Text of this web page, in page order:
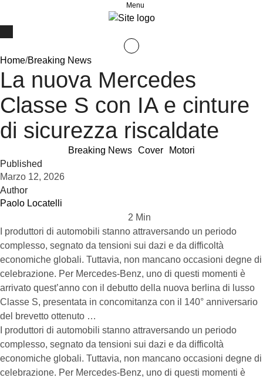
Menu
Home/Breaking News
La nuova Mercedes
Classe S con IA e cinture
di sicurezza riscaldate
Breaking News Cover
Motori
Published
Marzo 12, 2026
Author
Paolo Locatelli
2 Min
I produttori di automobili stanno attraversando un periodo
complesso, segnato da tensioni sui dazi e da difficoltà
economiche globali. Tuttavia, non mancano occasioni degne di
celebrazione. Per Mercedes-Benz, uno di questi momenti è
arrivato quest’anno con il debutto della nuova berlina di lusso
Classe S, presentata in concomitanza con il 140° anniversario
del brevetto ottenuto …
I produttori di automobili stanno attraversando un periodo
complesso, segnato da tensioni sui dazi e da difficoltà
economiche globali. Tuttavia, non mancano occasioni degne di
celebrazione. Per Mercedes-Benz, uno di questi momenti è